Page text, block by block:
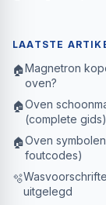
LAATSTE
🏠Magnetron
oven?
🏠Oven
(complete gids)
🏠Oven
foutcodes)
🫧
uitgelegd